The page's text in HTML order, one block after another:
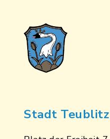
Stadt Teublitz